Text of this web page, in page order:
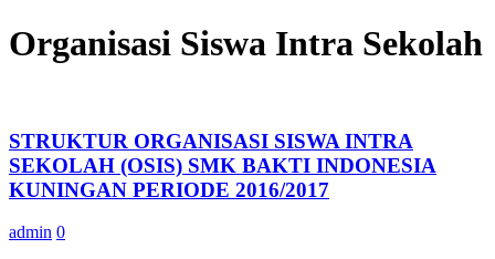
Organisasi Siswa Intra Sekolah
STRUKTUR ORGANISASI SISWA INTRA
SEKOLAH (OSIS) SMK BAKTI INDONESIA
KUNINGAN PERIODE 2016/2017
admin 0